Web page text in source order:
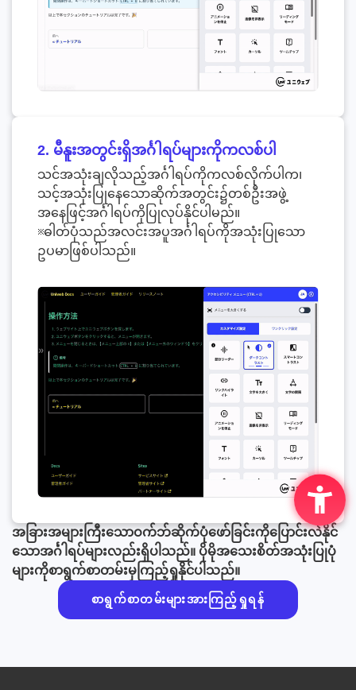
2. မီနူးအတွင်းရှိအင်္ဂါရပ်များကိုကလစ်ပါ
သင်အသုံးချလိုသည့်အင်္ဂါရပ်ကိုကလစ်လိုက်ပါက၊
သင့်အသုံးပြုနေသောဆိုက်အတွင်း၌တစ်ဦးအဖွဲ့
အနေဖြင့်အင်္ဂါရပ်ကိုပြုလုပ်နိုင်ပါမည်။
※ဓါတ်ပုံသည်အလင်းအပူအင်္ဂါရပ်ကိုအသုံးပြုသော
ဥပမာဖြစ်ပါသည်။
အခြားအများကြီးသောဝက်ဘ်ဆိုက်ပုံဖော်ခြင်းကိုပြောင်းလဲနိုင်
သောအင်္ဂါရပ်များလည်းရှိပါသည်။ ပိုမိုအသေးစိတ်အသုံးပြုပုံ
များကိုစာရွက်စာတမ်းမှကြည့်ရှုနိုင်ပါသည်။
စာရွက်စာတမ်းများအားကြည့်ရှုရန်